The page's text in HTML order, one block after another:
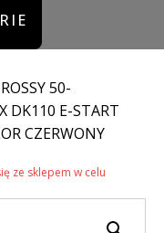
50-
DK110 E-START
CZERWONY
ze sklepem w celu